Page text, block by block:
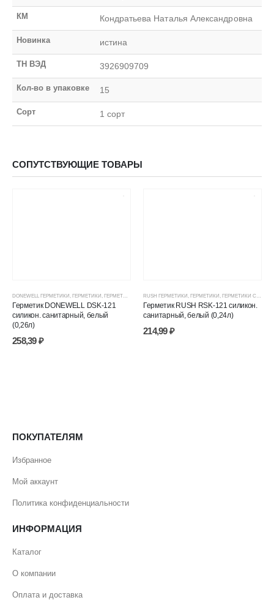
КМ Кондратьева Наталья Александровна
Новинка истина
ТН ВЭД 3926909709
Кол-во в упаковке 15
Сорт 1 сорт
СОПУТСТВУЮЩИЕ ТОВАРЫ
DONEWELL ГЕРМЕТИКИ, ГЕРМЕТИКИ, ГЕРМЕТИКИ СИЛИКОНОВЫЕ ,ГЕРМЕТИКИ, КЛЕИ, ПЕНЫ,ЦЕНОВЫЕ
Герметик DONEWELL DSK-121
силикон. санитарный, белый
(0,26л)
258,39₽
RUSH ГЕРМЕТИКИ, ГЕРМЕТИКИ, ГЕРМЕТИКИ СИЛИКОНОВЫЕ
Герметик RUSH RSK-121 силикон.
санитарный, белый (0,24л)
214,99₽
ПОКУПАТЕЛЯМ
Избранное
Мой аккаунт
Политика конфиденциальности
ИНФОРМАЦИЯ
Каталог
О компании
Оплата и доставка